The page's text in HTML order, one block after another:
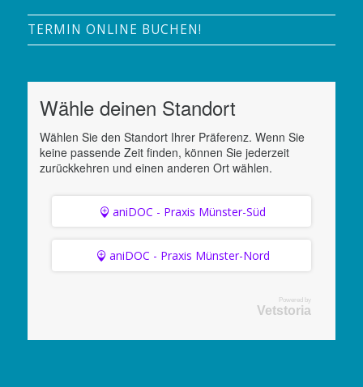
TERMIN ONLINE BUCHEN!
Wähle deinen Standort
Wählen Sie den Standort Ihrer Präferenz. Wenn Sie
keine passende Zeit finden, können Sie jederzeit
zurückkehren und einen anderen Ort wählen.
aniDOC - Praxis Münster-Süd
aniDOC - Praxis Münster-Nord
Powered by
Vetstoria